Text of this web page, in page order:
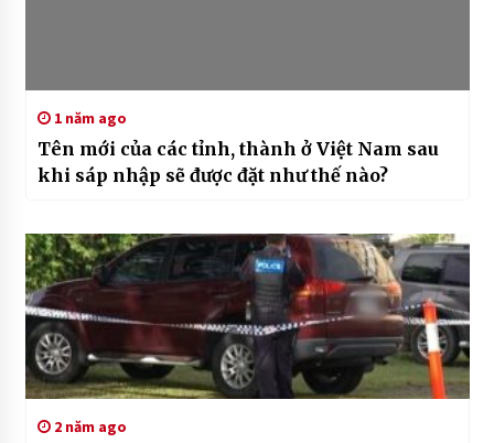
1 năm ago
Tên mới của các tỉnh, thành ở Việt Nam sau
khi sáp nhập sẽ được đặt như thế nào?
2 năm ago